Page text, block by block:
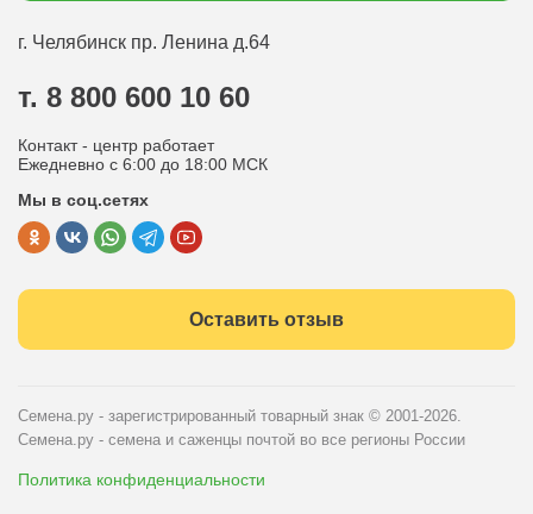
Оптовым покупателям
Политика конфиденциальности
Публичная оферта
г. Челябинск пр. Ленина д.64
т. 8 800 600 10 60
Контакт - центр работает
Ежедневно с 6:00 до 18:00 МСК
Мы в соц.сетях
Оставить отзыв
Семена.ру - зарегистрированный товарный знак © 2001-2026.
Семена.ру - семена и саженцы почтой во все регионы России
Политика конфиденциальности